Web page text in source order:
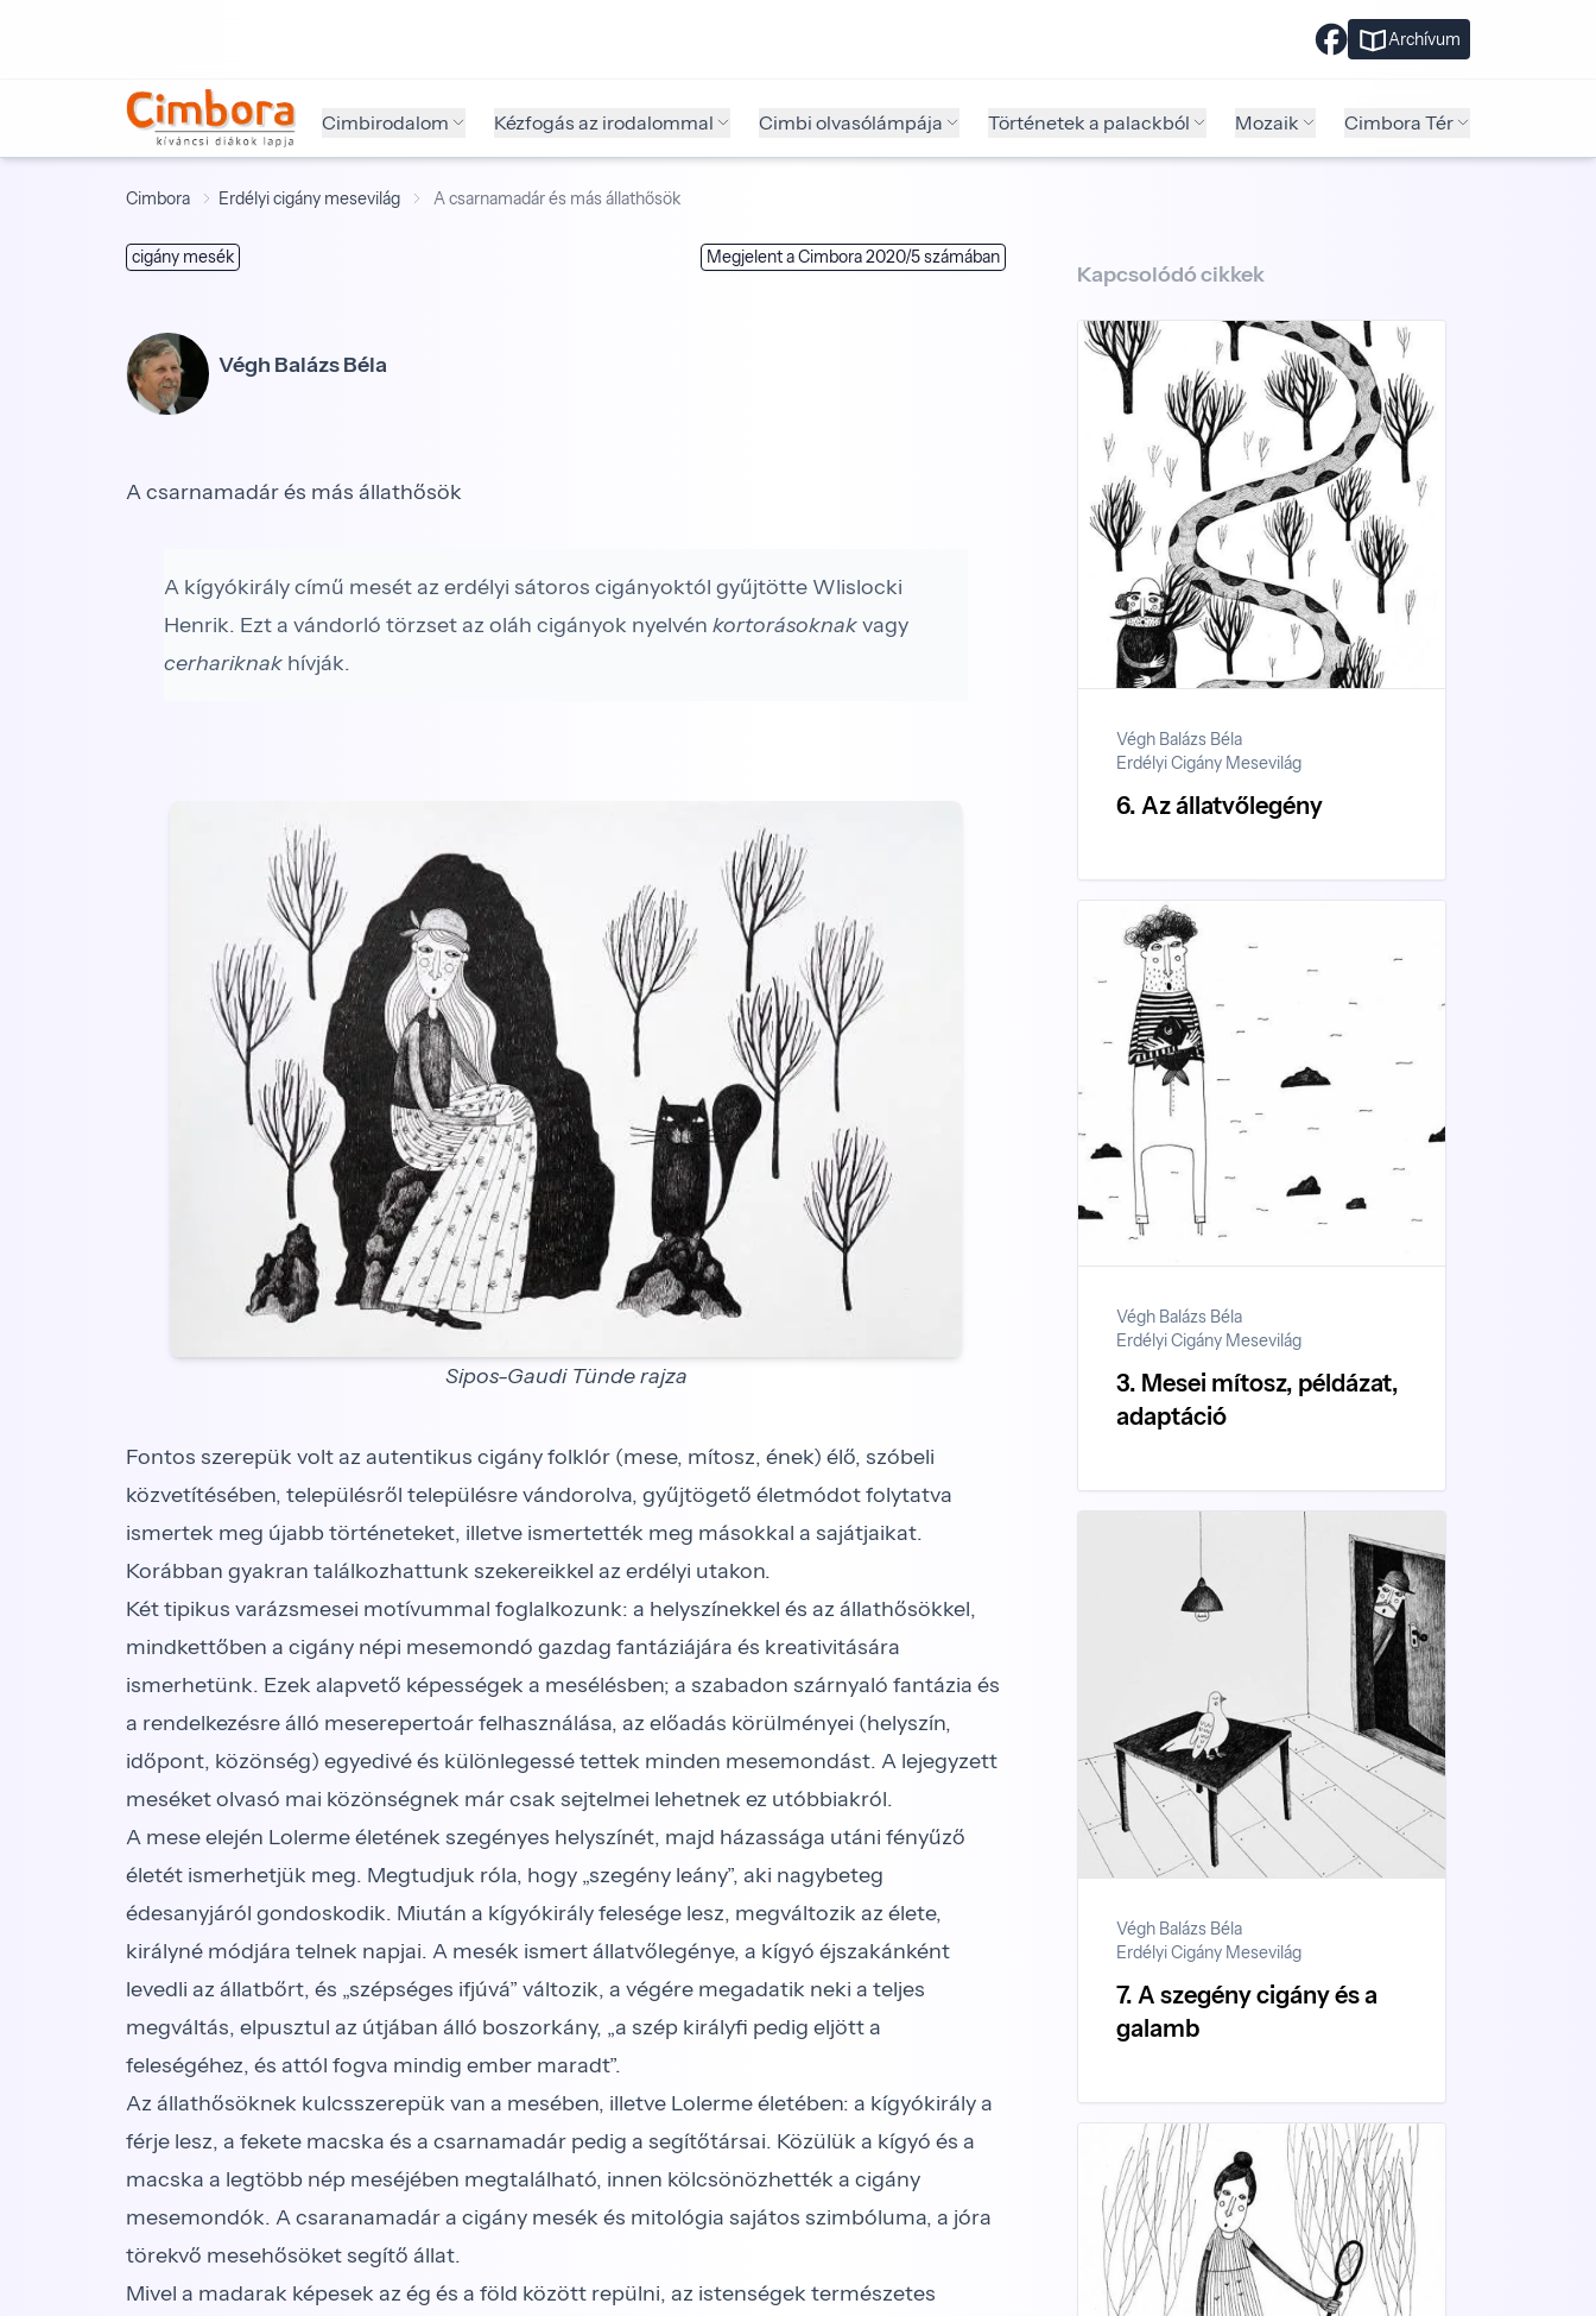
Archívum
Cimbirodalom Kézfogás az irodalommal Cimbi olvasólámpája Történetek a palackból Mozaik Cimbora Tér
Cimbora Erdélyi cigány mesevilág A csarnamadár és más állathősök
cigány mesék Megjelent a Cimbora 2020/5 számában
Végh Balázs Béla
A csarnamadár és más állathősök
A kígyókirály című mesét az erdélyi sátoros cigányoktól gyűjtötte Wlislocki
Henrik. Ezt a vándorló törzset az oláh cigányok nyelvén kortorásoknakvagy
cerhariknak hívják.
Sipos-Gaudi Tünde rajza
Fontos szerepük volt az autentikus cigány folklór (mese, mítosz, ének) élő, szóbeli
közvetítésében, településről településre vándorolva, gyűjtögető életmódot folytatva
ismertek meg újabb történeteket, illetve ismertették meg másokkal a sajátjaikat.
Korábban gyakran találkozhattunk szekereikkel az erdélyi utakon.
Két tipikus varázsmesei motívummal foglalkozunk: a helyszínekkel és az állathősökkel,
mindkettőben a cigány népi mesemondó gazdag fantáziájára és kreativitására
ismerhetünk. Ezek alapvető képességek a mesélésben; a szabadon szárnyaló fantázia és
a rendelkezésre álló meserepertoár felhasználása, az előadás körülményei (helyszín,
időpont, közönség) egyedivé és különlegessé tettek minden mesemondást. A lejegyzett
meséket olvasó mai közönségnek már csak sejtelmei lehetnek ez utóbbiakról.
A mese elején Lolerme életének szegényes helyszínét, majd házassága utáni fényűző
életét ismerhetjük meg. Megtudjuk róla, hogy „szegény leány”, aki nagybeteg
édesanyjáról gondoskodik. Miután a kígyókirály felesége lesz, megváltozik az élete,
királyné módjára telnek napjai. A mesék ismert állatvőlegénye, a kígyó éjszakánként
levedli az állatbőrt, és „szépséges ifjúvá” változik, a végére megadatik neki a teljes
megváltás, elpusztul az útjában álló boszorkány, „a szép királyfi pedig eljött a
feleségéhez, és attól fogva mindig ember maradt”.
Az állathősöknek kulcsszerepük van a mesében, illetve Lolerme életében: a kígyókirály a
férje lesz, a fekete macska és a csarnamadár pedig a segítőtársai. Közülük a kígyó és a
macska a legtöbb nép meséjében megtalálható, innen kölcsönözhették a cigány
mesemondók. A csaranamadár a cigány mesék és mitológia sajátos szimbóluma, a jóra
törekvő mesehősöket segítő állat.
Mivel a madarak képesek az ég és a föld között repülni, az istenségek természetes
Kapcsolódó cikkek
Végh Balázs Béla
Erdélyi Cigány Mesevilág
6. Az állatvőlegény
Végh Balázs Béla
Erdélyi Cigány Mesevilág
3. Mesei mítosz, példázat,
adaptáció
Végh Balázs Béla
Erdélyi Cigány Mesevilág
7. A szegény cigány és a
galamb